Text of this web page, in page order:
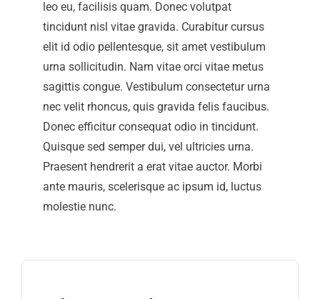
leo eu, facilisis quam. Donec volutpat
tincidunt nisl vitae gravida. Curabitur cursus
elit id odio pellentesque, sit amet vestibulum
urna sollicitudin. Nam vitae orci vitae metus
sagittis congue. Vestibulum consectetur urna
nec velit rhoncus, quis gravida felis faucibus.
Donec efficitur consequat odio in tincidunt.
Quisque sed semper dui, vel ultricies urna.
Praesent hendrerit a erat vitae auctor. Morbi
ante mauris, scelerisque ac ipsum id, luctus
molestie nunc.